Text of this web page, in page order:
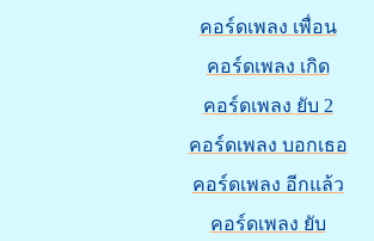
คอร์ดเพลง เพื่อน
คอร์ดเพลง เกิด
คอร์ดเพลง ยับ 2
คอร์ดเพลง บอกเธอ
คอร์ดเพลง อีกแล้ว
คอร์ดเพลง ยับ